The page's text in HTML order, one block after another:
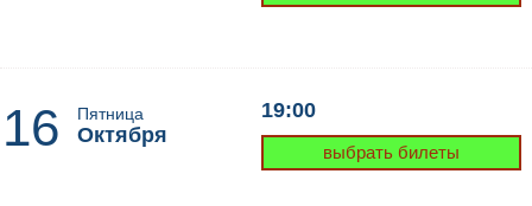
16 Пятница
Октября
19:00
выбрать билеты